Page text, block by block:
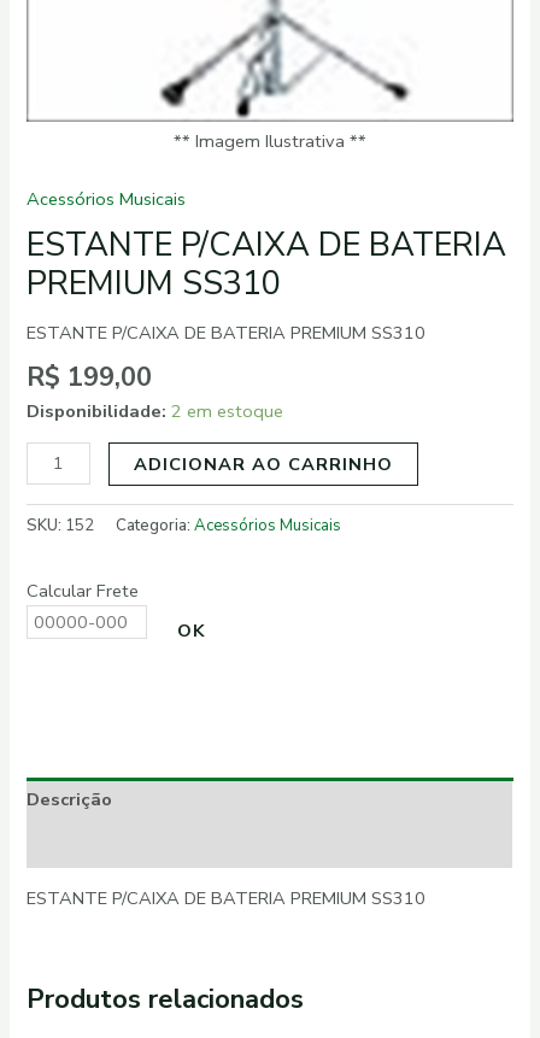
** Imagem Ilustrativa **
Acessórios Musicais
ESTANTE P/CAIXA DE BATERIA
PREMIUM SS310
ESTANTE P/CAIXA DE BATERIA PREMIUM SS310
R$ 199,00
Disponibilidade: 2 em estoque
ADICIONAR AO CARRINHO
SKU: 152 Categoria:Acessórios Musicais
Calcular Frete
OK
Descrição
ESTANTE P/CAIXA DE BATERIA PREMIUM SS310
Produtos relacionados